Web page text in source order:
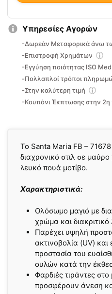
Το Santa Maria FB –
διαχρονικό στιλ σε
λευκό πουά μοτίβο.
Χαρακτηριστικά:
Ολόσωμο μαγιό με
χρώμα και
Παρέχει υψηλή
ακτινοβολία (UV) και
προστασία του
ουλών κατά την
Φαρδιές τιράντες
προσφέρουν άνεση
Υπηρεσίες Αγορών
-Δωρεάν Μεταφορικά άνω
-Επιστροφή Χρημάτων
-Εγγύηση ποιότητας ISO
-Πολλαπλοί τρόποι
-Στην καλύτερη τιμή
-Κουπόνι Έκπτωσης στην 2η